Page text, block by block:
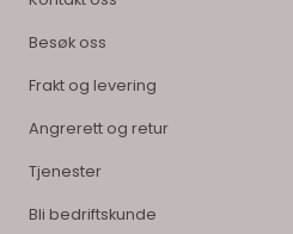
Besøk oss
Frakt og levering
Angrerett og retur
Tjenester
Bli bedriftskunde